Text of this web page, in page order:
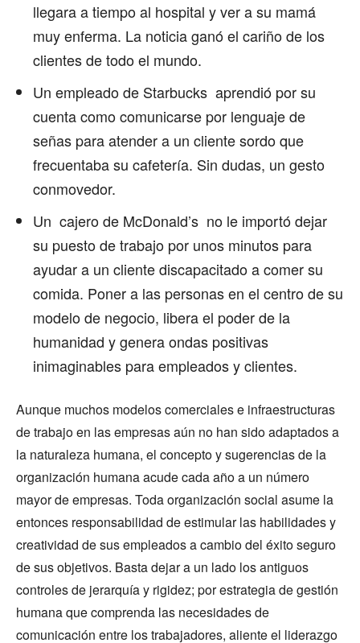
llegara a tiempo al hospital y ver a su mamá
muy enferma. La noticia ganó el cariño de los
clientes de todo el mundo.
Un empleado de Starbucks aprendió por su
cuenta como comunicarse por lenguaje de
señas para atender a un cliente sordo que
frecuentaba su cafetería. Sin dudas, un gesto
conmovedor.
Un cajero de McDonald’s no le importó dejar
su puesto de trabajo por unos minutos para
ayudar a un cliente discapacitado a comer su
comida. Poner a las personas en el centro de su
modelo de negocio, libera el poder de la
humanidad y genera ondas positivas
inimaginables para empleados y clientes.
Aunque muchos modelos comerciales e infraestructuras
de trabajo en las empresas aún no han sido adaptados a
la naturaleza humana, el concepto y sugerencias de la
organización humana acude cada año a un número
mayor de empresas. Toda organización social asume la
entonces responsabilidad de estimular las habilidades y
creatividad de sus empleados a cambio del éxito seguro
de sus objetivos. Basta dejar a un lado los antiguos
controles de jerarquía y rigidez; por estrategia de gestión
humana que comprenda las necesidades de
comunicación entre los trabajadores, aliente el liderazgo